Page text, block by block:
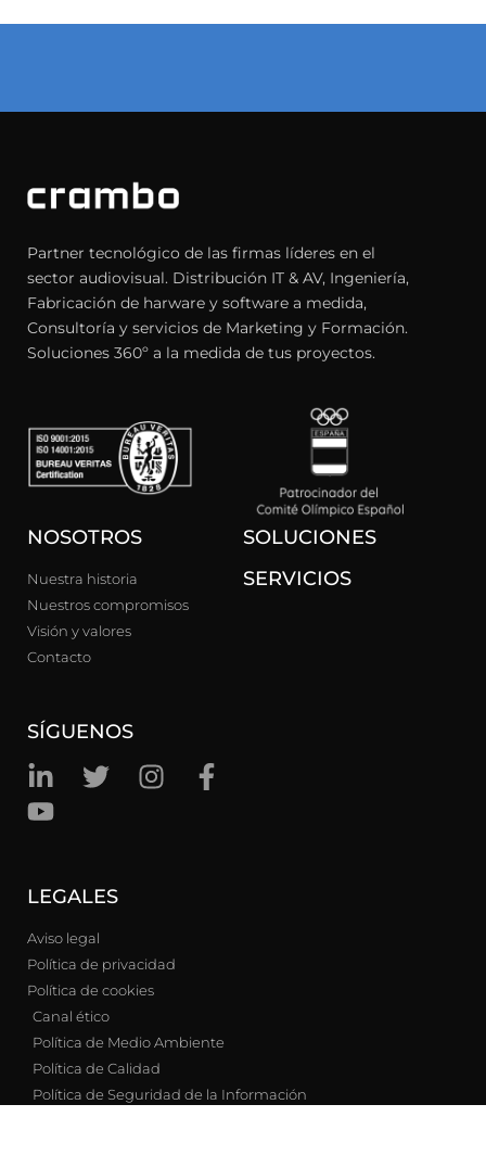
Partner tecnológico de las firmas líderes en el
sector audiovisual. Distribución IT & AV, Ingeniería,
Fabricación de harware y software a medida,
Consultoría y servicios de Marketing y Formación.
Soluciones 360º a la medida de tus proyectos.
NOSOTROS
Nuestra historia
Nuestros compromisos
Visión y valores
Contacto
SÍGUENOS
SOLUCIONES
SERVICIOS
LEGALES
Aviso legal
Política de privacidad
Política de cookies
Canal ético
Política de Medio Ambiente
Política de Calidad
Política de Seguridad de la Información